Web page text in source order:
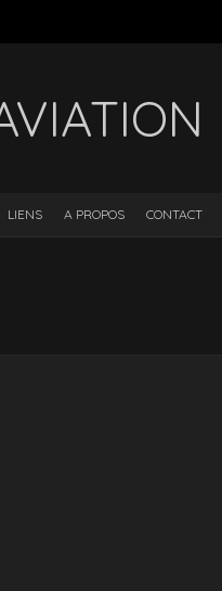
LIENS A PROPOS CONTACT